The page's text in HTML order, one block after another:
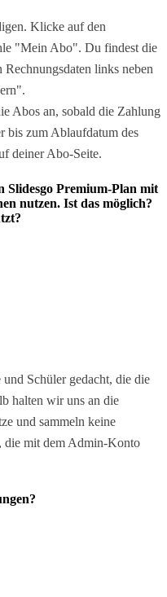
Klicke auf den
"Mein Abo". Du findest die
links neben
Abos an, sobald die Zahlung
bis zum Ablaufdatum des
deiner Abo-Seite.
Slidesgo Premium-Plan mit
nutzen. Ist das möglich?
Schüler gedacht, die die
halten wir uns an die
und sammeln keine
die mit dem Admin-Konto